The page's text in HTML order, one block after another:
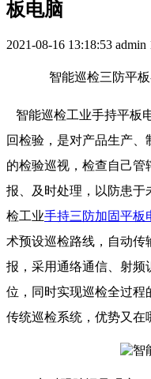
板电脑
2021-08-16 13:18:53 admin
智能巡检三防平
智能巡检工业手持平板
回检验，是对产品生产
的检验巡视，检查自己管
报、及时处理，以防患于
检工业手持三防加固平板
术预设巡检路线，自动传
报，采用通络通信、射频
位，同时实现巡检全过程
传统巡检系统，优势又在